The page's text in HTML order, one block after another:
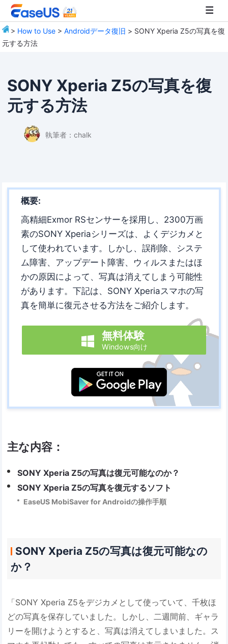
> How to Use >Androidデータ復旧 > SONY Xperia Z5の写真を復
元する方法
SONY Xperia Z5の写真を復
元する方法
執筆者： chalk
概要:
高精細Exmor RSセンサーを採用し、2300万画
素のSONY Xperiaシリーズは、よくデジカメと
して使われています。しかし、誤削除、システ
ム障害、アップデート障害、ウィルスまたはほ
かの原因によって、写真は消えてしまう可能性
があります。下記は、SONY Xperiaスマホの写
真を簡単に復元させる方法をご紹介します。
 無料体験
Windows向け
主な内容：
SONY Xperia Z5の写真は復元可能なのか？
SONY Xperia Z5の写真を復元するソフト
EaseUS MobiSaver for Androidの操作手順
SONY Xperia Z5の写真は復元可能なの
か？
「SONY Xperia Z5をデジカメとして使っていて、千枚ほ
どの写真を保存していました。しかし、二週間前、ギャラ
リーを開けようとすると、写真は消えてしまいました。ス